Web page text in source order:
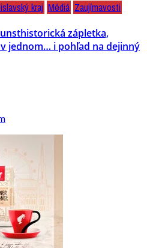
kraj Médiá Zaujímavosti
zápletka,
jednom… i pohľad na dejinný